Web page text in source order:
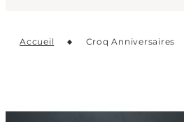
Accueil Croq Anniversaires